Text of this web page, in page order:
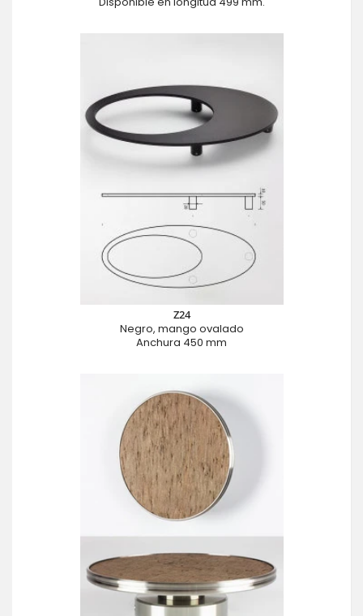
Z24
Negro, mango ovalado
Anchura 450 mm